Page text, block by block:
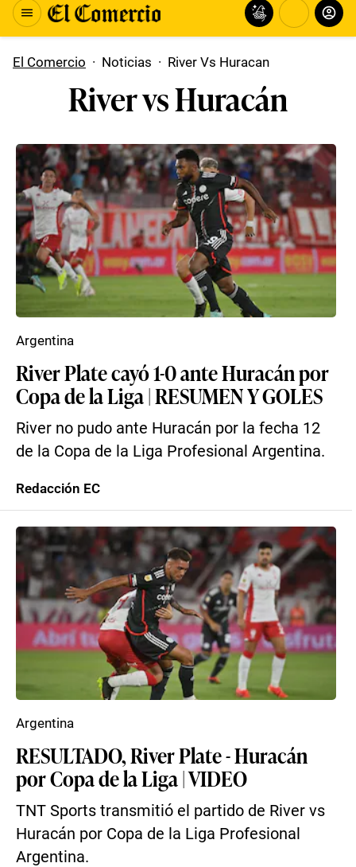
El Comercio · Noticias · River Vs Huracan
River vs Huracán
River Plate cayó 1-0 ante Huracán por
Copa de la Liga | RESUMEN Y GOLES
River no pudo ante Huracán por la fecha 12
de la Copa de la Liga Profesional Argentina.
Argentina
Redacción EC
RESULTADO, River Plate - Huracán
por Copa de la Liga | VIDEO
TNT Sports transmitió el partido de River vs
Huracán por Copa de la Liga Profesional
Argentina.
Argentina